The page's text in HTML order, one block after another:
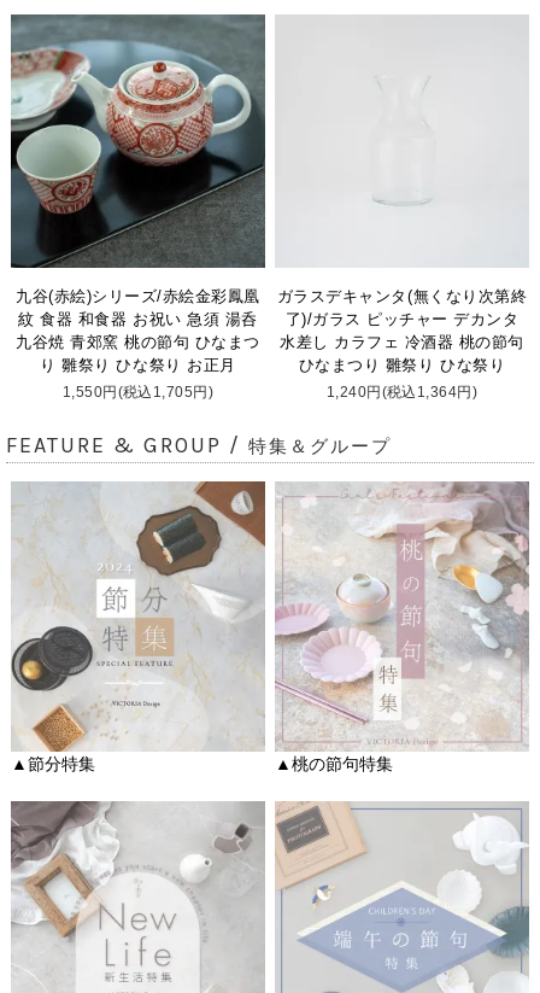
九谷(赤絵)シリーズ/赤絵金彩鳳凰
紋 食器 和食器 お祝い 急須 湯呑
九谷焼 青郊窯 桃の節句 ひなまつ
り 雛祭り ひな祭り お正月
1,550円(税込1,705円)
ガラスデキャンタ(無くなり次第終
了)/ガラス ピッチャー デカンタ
水差し カラフェ 冷酒器 桃の節句
ひなまつり 雛祭り ひな祭り
1,240円(税込1,364円)
FEATURE & GROUP / 特集＆グループ
▲節分特集 ▲桃の節句特集